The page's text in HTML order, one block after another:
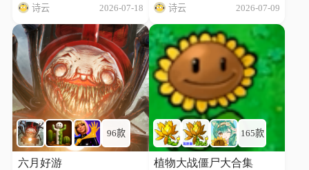
诗云 2026-07-18 诗云 2026-07-09
96款
六月好游
165款
植物大战僵尸大合集